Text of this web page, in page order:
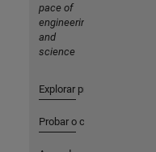
pace of
engineering
and
science
Explorar productos
Probar o comprar